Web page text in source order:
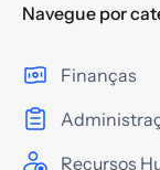
Navegue por
Finanças
Recursos